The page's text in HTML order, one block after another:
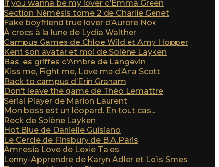
If you wanna be my lover d’Emma Green
Section Némésis tome 2 de Charlie Genet
Fake boyfriend true lover d’Aurore Nox
À crocs à la lune de Lydia Walther
Campus Games de Chloe Wild et Amy Hopper
Kent son avatar et moi de Solène Layken
Bas les griffes d’Ambre de Langevin
Kiss me, Fight me, Love me d’Ana Scott
Back to campus d’Erin Graham
Don’t leave the game de Théo Lemattre
Serial Player de Marion Laurent
Mon boss est un léopard. En tout cas...
Reck de Solène Layken
Hot Blue de Danielle Guisiano
Le Cercle de Finsbury de B.A.Paris
Amnesia Love de Lexie Tales
Lenny-Apprendre de Karyn Adler et Loïs Smes